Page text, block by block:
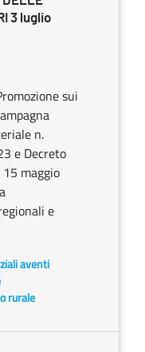
3 luglio
sui
n.
e Decreto
maggio
e
aventi
rurale